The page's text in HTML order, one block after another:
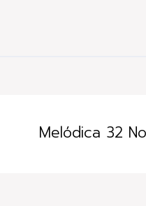
Melódica 32